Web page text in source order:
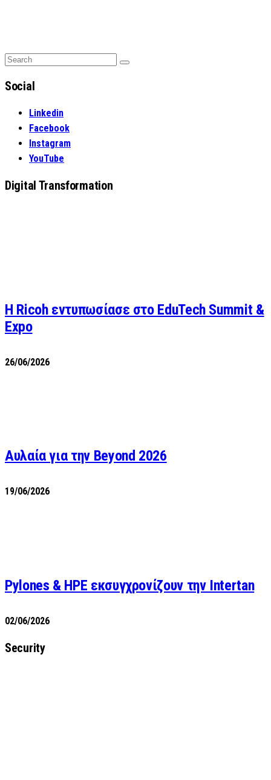
Search
Search
Social
Linkedin
Facebook
Instagram
YouTube
Digital Transformation
Η Ricoh εντυπωσίασε στο EduTech Summit &
Expo
26/06/2026
Αυλαία για την Beyond 2026
19/06/2026
Pylones & HPE εκσυγχρονίζουν την Intertan
02/06/2026
Security